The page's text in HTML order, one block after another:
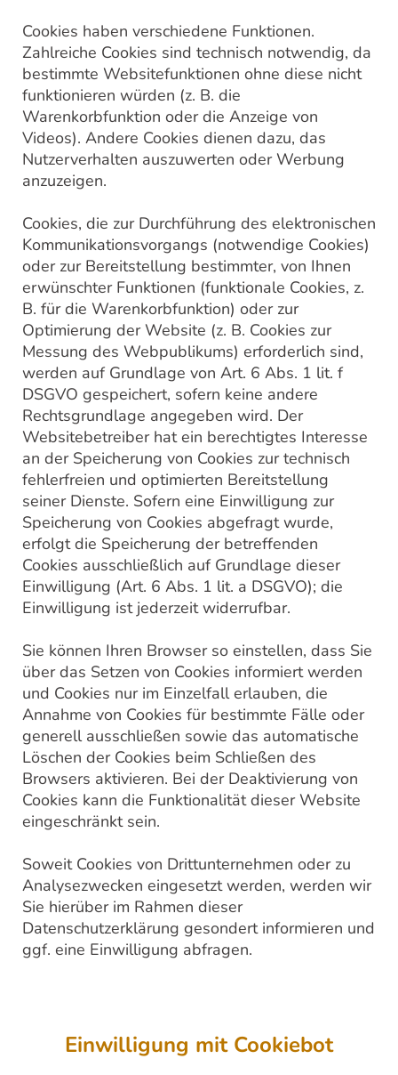
Cookies haben verschiedene Funktionen.
Zahlreiche Cookies sind technisch notwendig, da
bestimmte Websitefunktionen ohne diese nicht
funktionieren würden (z. B. die
Warenkorbfunktion oder die Anzeige von
Videos). Andere Cookies dienen dazu, das
Nutzerverhalten auszuwerten oder Werbung
anzuzeigen.
Cookies, die zur Durchführung des elektronischen
Kommunikationsvorgangs (notwendige Cookies)
oder zur Bereitstellung bestimmter, von Ihnen
erwünschter Funktionen (funktionale Cookies, z.
B. für die Warenkorbfunktion) oder zur
Optimierung der Website (z. B. Cookies zur
Messung des Webpublikums) erforderlich sind,
werden auf Grundlage von Art. 6 Abs. 1 lit. f
DSGVO gespeichert, sofern keine andere
Rechtsgrundlage angegeben wird. Der
Websitebetreiber hat ein berechtigtes Interesse
an der Speicherung von Cookies zur technisch
fehlerfreien und optimierten Bereitstellung
seiner Dienste. Sofern eine Einwilligung zur
Speicherung von Cookies abgefragt wurde,
erfolgt die Speicherung der betreffenden
Cookies ausschließlich auf Grundlage dieser
Einwilligung (Art. 6 Abs. 1 lit. a DSGVO); die
Einwilligung ist jederzeit widerrufbar.
Sie können Ihren Browser so einstellen, dass Sie
über das Setzen von Cookies informiert werden
und Cookies nur im Einzelfall erlauben, die
Annahme von Cookies für bestimmte Fälle oder
generell ausschließen sowie das automatische
Löschen der Cookies beim Schließen des
Browsers aktivieren. Bei der Deaktivierung von
Cookies kann die Funktionalität dieser Website
eingeschränkt sein.
Soweit Cookies von Drittunternehmen oder zu
Analysezwecken eingesetzt werden, werden wir
Sie hierüber im Rahmen dieser
Datenschutzerklärung gesondert informieren und
ggf. eine Einwilligung abfragen.
Einwilligung mit Cookiebot